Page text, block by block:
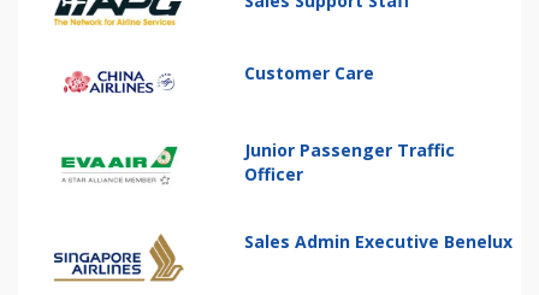
Customer Care
Junior Passenger Traffic
Officer
Sales Admin Executive Benelux